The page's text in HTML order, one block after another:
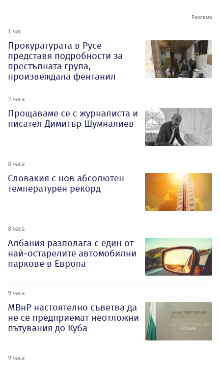
1 час
Прокуратурата в Русе
представя подробности за
престъпната група,
произвеждала фентанил
2 часа
Прощаваме се с журналиста и
писател Димитър Шумналиев
8 часа
Словакия с нов абсолютен
температурен рекорд
8 часа
Албания разполага с един от
най-остарелите автомобилни
паркове в Европа
9 часа
МВнР настоятелно съветва да
не се предприемат неотложни
пътувания до Куба
9 часа